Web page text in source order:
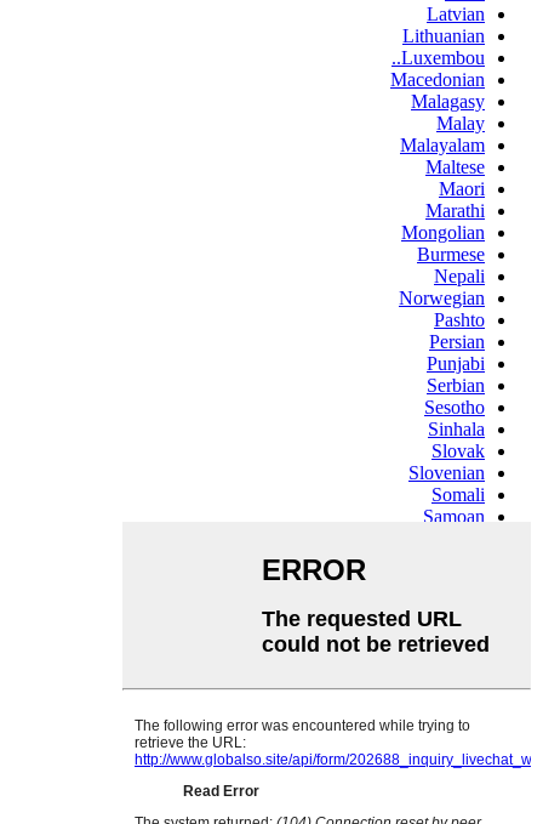
Latvian
Lithuanian
Luxembou..
Macedonian
Malagasy
Malay
Malayalam
Maltese
Maori
Marathi
Mongolian
Burmese
Nepali
Norwegian
Pashto
Persian
Punjabi
Serbian
Sesotho
Sinhala
Slovak
Slovenian
Somali
Samoan
Swahili
Tajik
Telugu
Ukrainian
Urdu